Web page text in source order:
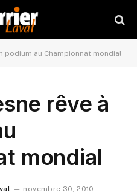
podium au Championnat mondial
rêve à
mondial
novembre 30, 2010